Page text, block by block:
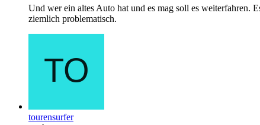
Und wer ein altes Auto hat und es mag soll es weiterfahren.
ziemlich problematisch.
tourensurfer